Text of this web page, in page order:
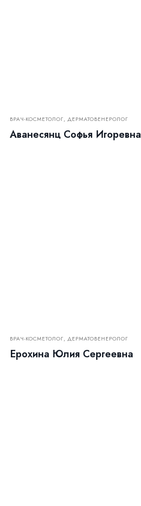
ВРАЧ-КОСМЕТОЛОГ, ДЕРМАТОВЕНЕРОЛОГ
Аванесянц Софья Игоревна
ВРАЧ-КОСМЕТОЛОГ, ДЕРМАТОВЕНЕРОЛОГ
Ерохина Юлия Сергеевна